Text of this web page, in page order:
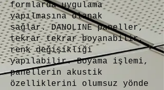
formlarda uygulama
yapılmasına olanak
sağlar.DANOLINE paneller,
tekrar tekrar boyanabilir,
renk değişikliği
yapılabilir.Boyama işlemi,
panellerin akustik
özelliklerini olumsuz yönde